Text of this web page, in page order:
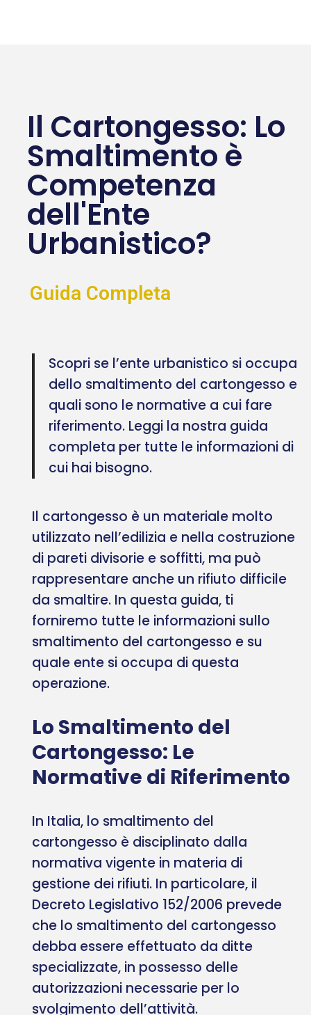
Il Cartongesso: Lo
Smaltimento è
Competenza
dell'Ente
Urbanistico?
Guida Completa
Scopri se l’ente urbanistico si occupa
dello smaltimento del cartongesso e
quali sono le normative a cui fare
riferimento. Leggi la nostra guida
completa per tutte le informazioni di
cui hai bisogno.
Il cartongesso è un materiale molto
utilizzato nell’edilizia e nella costruzione
di pareti divisorie e soffitti, ma può
rappresentare anche un rifiuto difficile
da smaltire. In questa guida, ti
forniremo tutte le informazioni sullo
smaltimento del cartongesso e su
quale ente si occupa di questa
operazione.
Lo Smaltimento del
Cartongesso: Le
Normative di Riferimento
In Italia, lo smaltimento del
cartongesso è disciplinato dalla
normativa vigente in materia di
gestione dei rifiuti. In particolare, il
Decreto Legislativo 152/2006 prevede
che lo smaltimento del cartongesso
debba essere effettuato da ditte
specializzate, in possesso delle
autorizzazioni necessarie per lo
svolgimento dell’attività.